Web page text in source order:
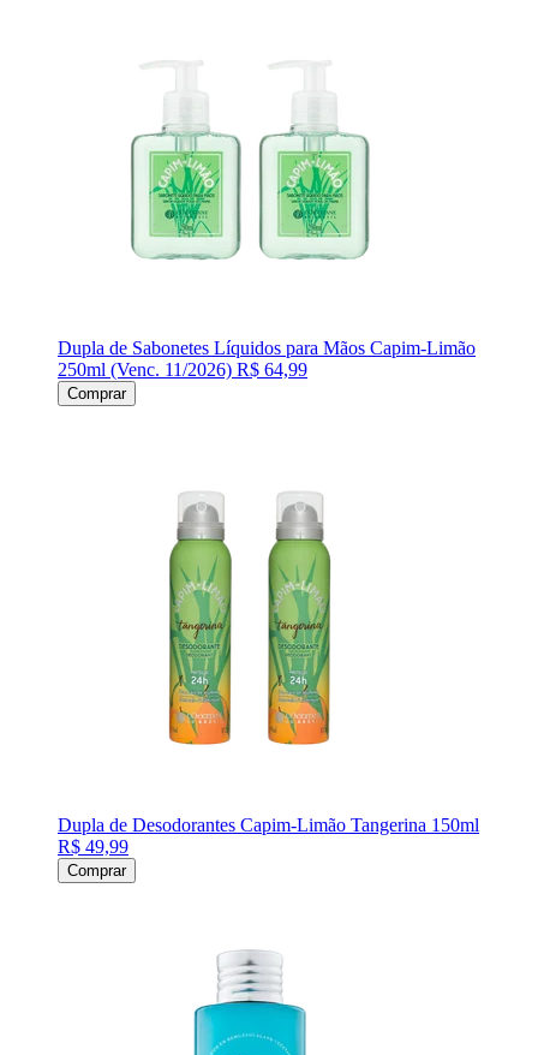
Dupla de Sabonetes Líquidos para Mãos Capim-Limão
250ml (Venc. 11/2026) R$ 64,99
Comprar
Dupla de Desodorantes Capim-Limão Tangerina 150ml
R$ 49,99
Comprar